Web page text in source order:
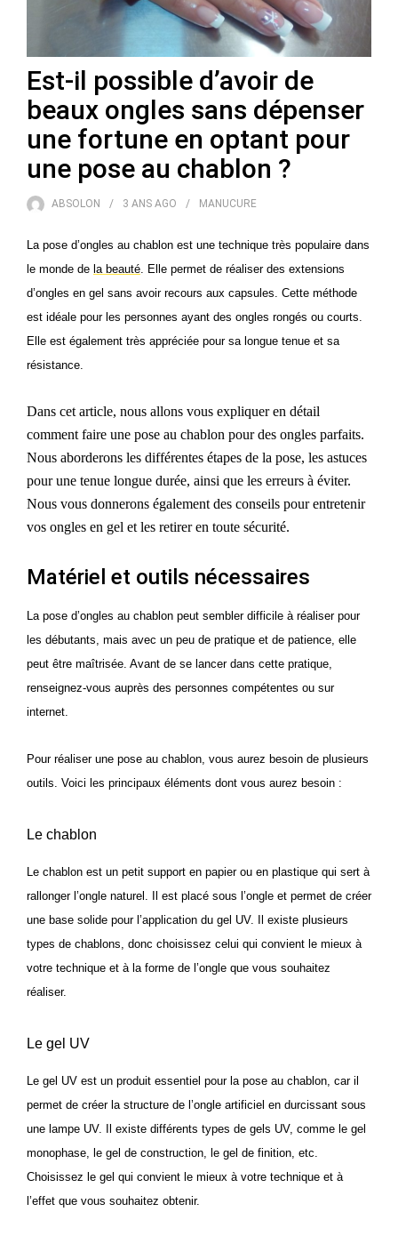
Est-il possible d’avoir de
beaux ongles sans dépenser
une fortune en optant pour
une pose au chablon ?
ABSOLON 3 ANS AGO MANUCURE
La pose d’ongles au chablon est une technique très populaire dans
le monde de la beauté. Elle permet de réaliser des extensions
d’ongles en gel sans avoir recours aux capsules. Cette méthode
est idéale pour les personnes ayant des ongles rongés ou courts.
Elle est également très appréciée pour sa longue tenue et sa
résistance.
Dans cet article, nous allons vous expliquer en détail
comment faire une pose au chablon pour des ongles parfaits.
Nous aborderons les différentes étapes de la pose, les astuces
pour une tenue longue durée, ainsi que les erreurs à éviter.
Nous vous donnerons également des conseils pour entretenir
vos ongles en gel et les retirer en toute sécurité.
Matériel et outils nécessaires
La pose d’ongles au chablon peut sembler difficile à réaliser pour
les débutants, mais avec un peu de pratique et de patience, elle
peut être maîtrisée. Avant de se lancer dans cette pratique,
renseignez-vous auprès des personnes compétentes ou sur
internet.
Pour réaliser une pose au chablon, vous aurez besoin de plusieurs
outils. Voici les principaux éléments dont vous aurez besoin :
Le chablon
Le chablon est un petit support en papier ou en plastique qui sert à
rallonger l’ongle naturel. Il est placé sous l’ongle et permet de créer
une base solide pour l’application du gel UV. Il existe plusieurs
types de chablons, donc choisissez celui qui convient le mieux à
votre technique et à la forme de l’ongle que vous souhaitez
réaliser.
Le gel UV
Le gel UV est un produit essentiel pour la pose au chablon, car il
permet de créer la structure de l’ongle artificiel en durcissant sous
une lampe UV. Il existe différents types de gels UV, comme le gel
monophase, le gel de construction, le gel de finition, etc.
Choisissez le gel qui convient le mieux à votre technique et à
l’effet que vous souhaitez obtenir.